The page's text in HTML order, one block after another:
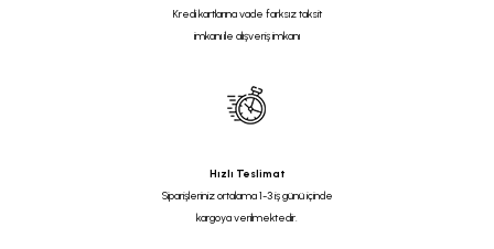
Kredi kartlarına vade farksız taksit
imkanı ile alışveriş imkanı
Hızlı Teslimat
Siparişleriniz ortalama 1-3 iş günü içinde
kargoya verilmektedir.